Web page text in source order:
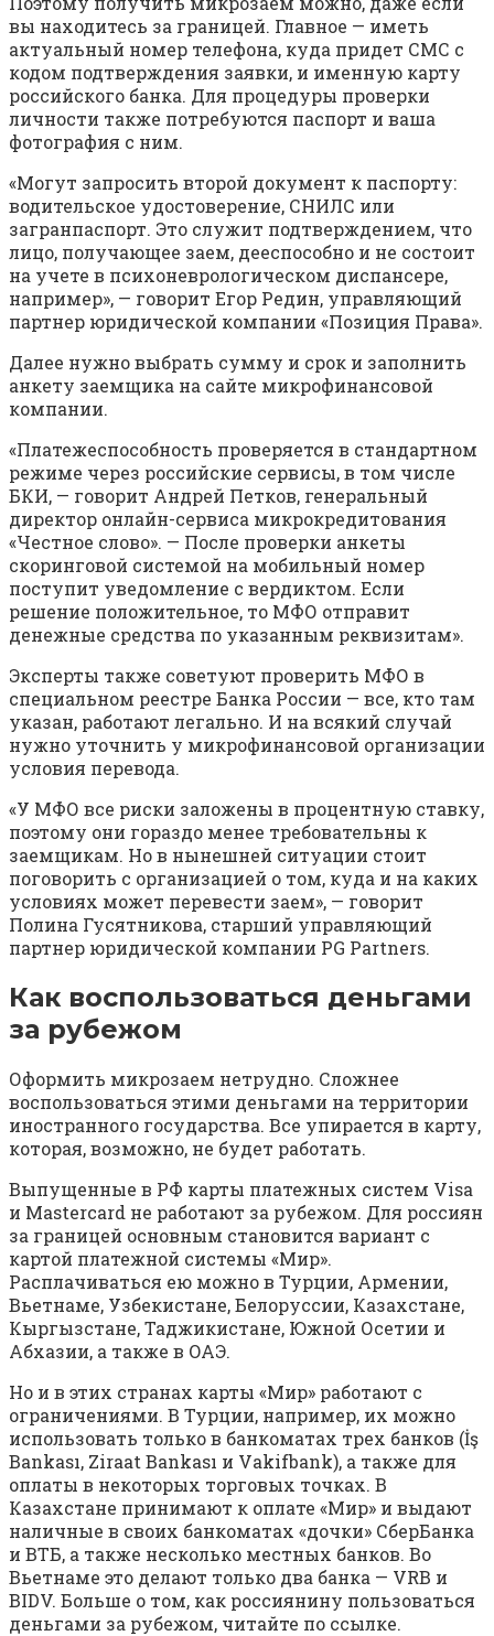
вы находитесь за границей. Главное — иметь
актуальный номер телефона, куда придет СМС с
кодом подтверждения заявки, и именную карту
российского банка. Для процедуры проверки
личности также потребуются паспорт и ваша
фотография с ним.
«Могут запросить второй документ к паспорту:
водительское удостоверение, СНИЛС или
загранпаспорт. Это служит подтверждением, что
лицо, получающее заем, дееспособно и не состоит
на учете в психоневрологическом диспансере,
например», — говорит Егор Редин, управляющий
партнер юридической компании «Позиция Права».
Далее нужно выбрать сумму и срок и заполнить
анкету заемщика на сайте микрофинансовой
компании.
«Платежеспособность проверяется в стандартном
режиме через российские сервисы, в том числе
БКИ, — говорит Андрей Петков, генеральный
директор онлайн-сервиса микрокредитования
«Честное слово». — После проверки анкеты
скоринговой системой на мобильный номер
поступит уведомление с вердиктом. Если
решение положительное, то МФО отправит
денежные средства по указанным реквизитам».
Эксперты также советуют проверить МФО в
специальном реестре Банка России — все, кто там
указан, работают легально. И на всякий случай
нужно уточнить у микрофинансовой организации
условия перевода.
«У МФО все риски заложены в процентную ставку,
поэтому они гораздо менее требовательны к
заемщикам. Но в нынешней ситуации стоит
поговорить с организацией о том, куда и на каких
условиях может перевести заем», — говорит
Полина Гусятникова, старший управляющий
партнер юридической компании PG Partners.
Как воспользоваться деньгами
за рубежом
Оформить микрозаем нетрудно. Сложнее
воспользоваться этими деньгами на территории
иностранного государства. Все упирается в карту,
которая, возможно, не будет работать.
Выпущенные в РФ карты платежных систем Visa
и Mastercard не работают за рубежом. Для россиян
за границей основным становится вариант с
картой платежной системы «Мир».
Расплачиваться ею можно в Турции, Армении,
Вьетнаме, Узбекистане, Белоруссии, Казахстане,
Кыргызстане, Таджикистане, Южной Осетии и
Абхазии, а также в ОАЭ.
Но и в этих странах карты «Мир» работают с
ограничениями. В Турции, например, их можно
использовать только в банкоматах трех банков (İş
Bankası, Ziraat Bankası и Vakifbank), а также для
оплаты в некоторых торговых точках. В
Казахстане принимают к оплате «Мир» и выдают
наличные в своих банкоматах «дочки» СберБанка
и ВТБ, а также несколько местных банков. Во
Вьетнаме это делают только два банка — VRB и
BIDV. Больше о том, как россиянину пользоваться
деньгами за рубежом, читайте по ссылке.